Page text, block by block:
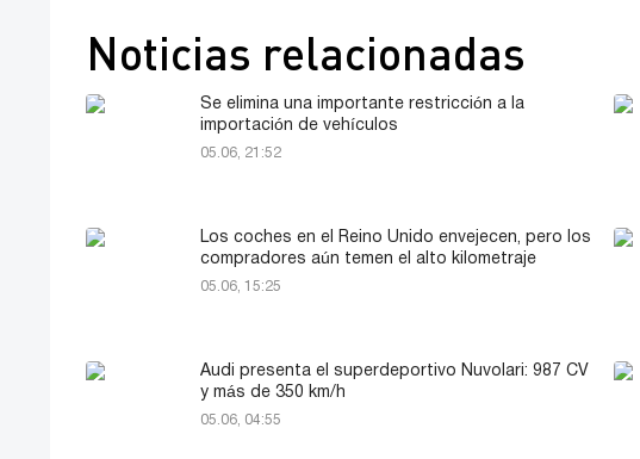
Noticias relacionadas
Se elimina una importante restricción a la
importación de vehículos
05.06, 21:52
Los coches en el Reino Unido envejecen, pero los
compradores aún temen el alto kilometraje
05.06, 15:25
Audi presenta el superdeportivo Nuvolari: 987 CV
y más de 350 km/h
05.06, 04:55